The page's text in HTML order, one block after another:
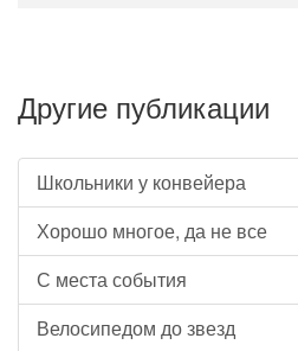
Другие публикации
Школьники у конвейера
Хорошо многое, да не все
С места события
Велосипедом до звезд